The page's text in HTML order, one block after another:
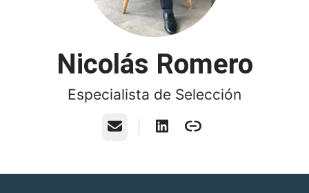
Nicolás Romero
Especialista de Selección
Correo electrónico